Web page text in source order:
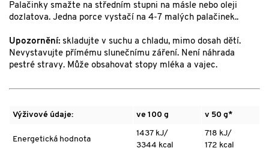
Palačinky smažte na středním stupni na másle nebo oleji
dozlatova. Jedna porce vystačí na 4-7 malých palačinek..
Upozornění: skladujte v suchu a chladu, mimo dosah dětí.
Nevystavujte přímému slunečnímu záření. Není náhrada
pestré stravy. Může obsahovat stopy mléka a vajec.
Výživové údaje: ve 100 g v 50 g*
Energetická hodnota
1437 kJ/
3344 kcal
718 kJ/
172 kcal